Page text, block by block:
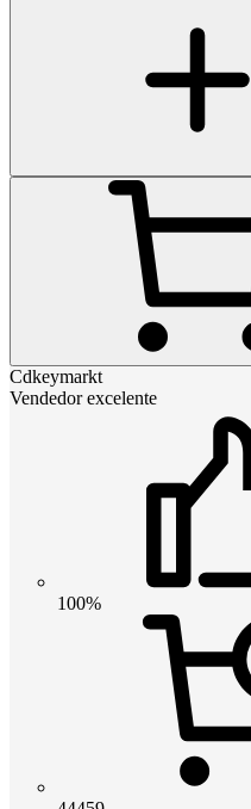
Cdkeymarkt
Vendedor excelente
100%